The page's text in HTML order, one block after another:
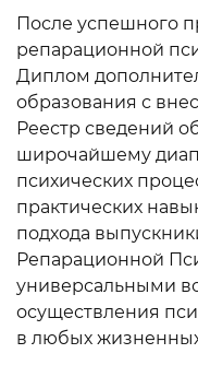
После успешного
репарационной
Диплом
образования с
Реестр сведений
широчайшему
психических
практических
подхода
Репарационной
универсальными
осуществления
в любых